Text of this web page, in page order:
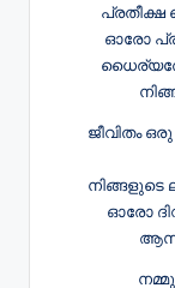
പ്രതീക്ഷ
ഓരോ
ജീവിതം
നിങ്ങളുടെ
ഓരോ